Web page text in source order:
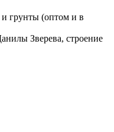
грунты (оптом и в
Зверева, строение